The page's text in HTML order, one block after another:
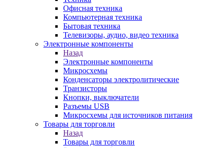
Офисная техника
Компьютерная техника
Бытовая техника
Телевизоры, аудио, видео техника
Электронные компоненты
Назад
Электронные компоненты
Микросхемы
Конденсаторы электролитические
Транзисторы
Кнопки, выключатели
Разъемы USB
Микросхемы для источников питания
Товары для торговли
Назад
Товары для торговли